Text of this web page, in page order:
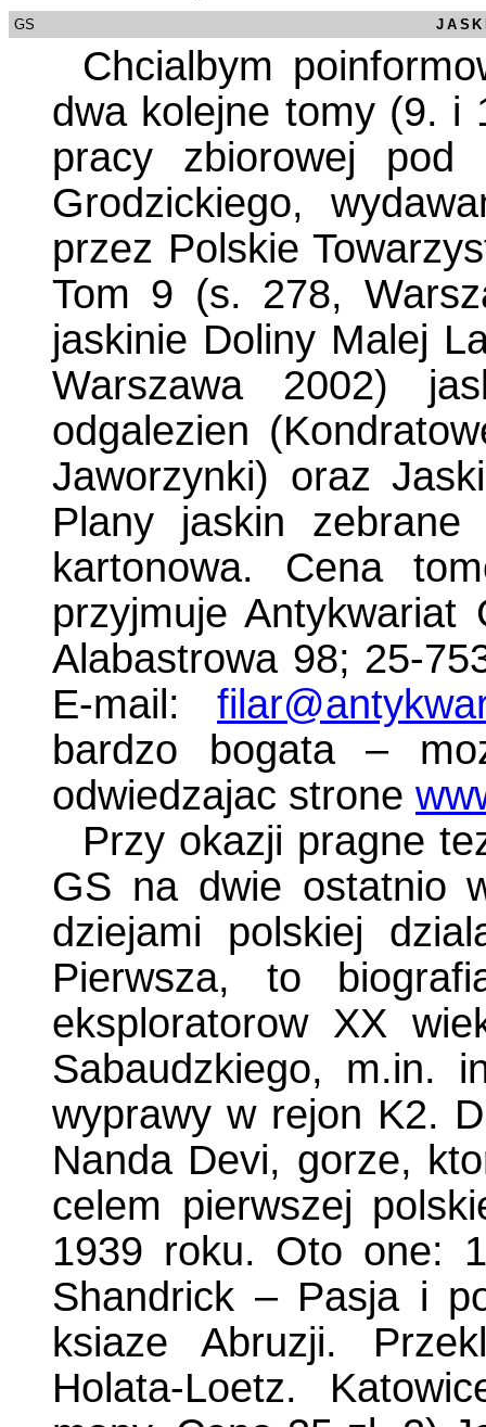
GS
Chcialbym
dwa kolejne tomy (9. i
pracy zbiorowej pod
Grodzickiego,
przez Polskie
Tom 9 (s. 278,
jaskinie Doliny Malej
Warszawa 2002)
odgalezien
Jaworzynki) oraz
Plany jaskin
kartonowa. Cena
przyjmuje
Alabastrowa 98; 25-
E-mail:
bardzo bogata –
odwiedzajac strone
Przy okazji pragne
GS na dwie ostatnio
dziejami polskiej
Pierwsza, to
eksploratorow XX
Sabaudzkiego, m.in.
wyprawy w rejon K2.
Nanda Devi, gorze,
celem pierwszej
1939 roku. Oto one:
Shandrick – Pasja i
ksiaze Abruzji.
Holata-Loetz.